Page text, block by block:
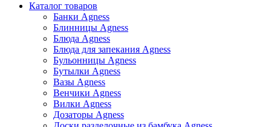
Каталог товаров
Банки Agness
Блинницы Agness
Блюда Agness
Блюда для запекания Agness
Бульонницы Agness
Бутылки Agness
Вазы Agness
Венчики Agness
Вилки Agness
Дозаторы Agness